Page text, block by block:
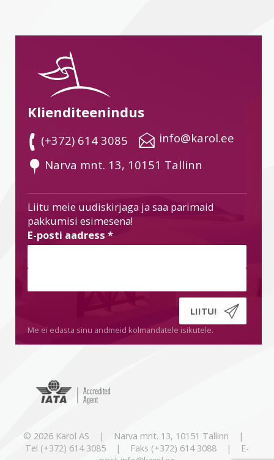
Klienditeenindus
(+372) 614 3085
info@karol.ee
Narva mnt. 13, 10151 Tallinn
Liitu meie uudiskirjaga ja saa parimaid
pakkumisi esimesena!
E-posti aadress *
Me ei edasta sinu andmeid kolmandatele isikutele.
© 2026 Karol AS | Narva mnt. 13, 10151 Tallinn |
Tel (+372) 614 3085 | Faks (+372) 614 3088 | E-